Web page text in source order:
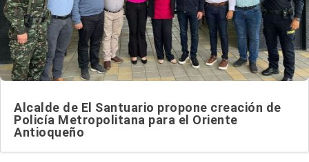
Alcalde de El Santuario propone creación de
Policía Metropolitana para el Oriente
Antioqueño